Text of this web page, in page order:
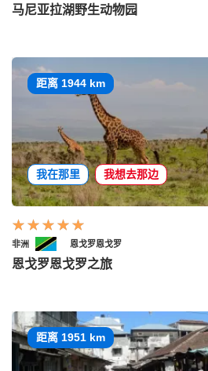
马尼亚拉湖野生动物园
距离 1944 km
我在那里 我想去那边
非洲 恩戈罗恩戈罗
恩戈罗恩戈罗之旅
距离 1951 km